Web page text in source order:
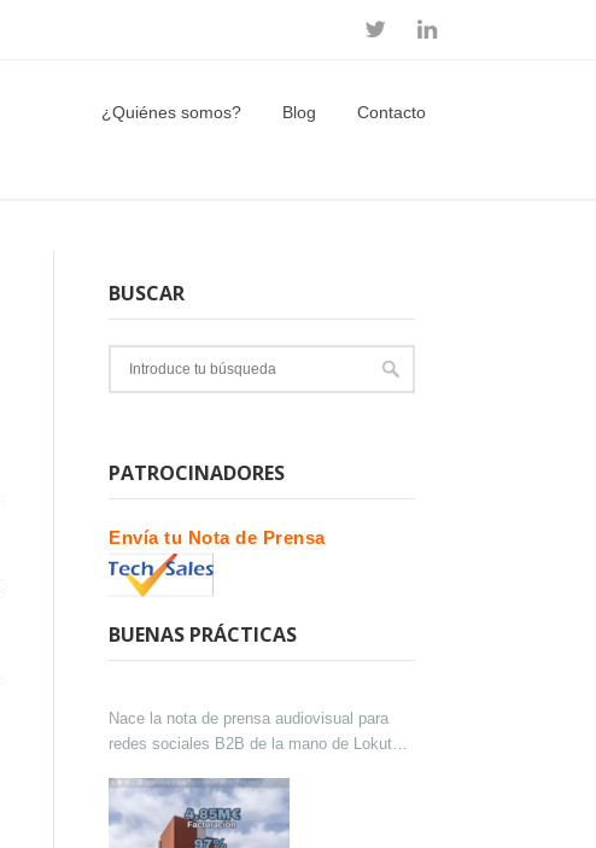
¿Quiénes somos? Blog Contacto
BUSCAR
PATROCINADORES
Envía tu Nota de Prensa
BUENAS PRÁCTICAS
Nace la nota de prensa audiovisual para
redes sociales B2B de la mano de Lokutor